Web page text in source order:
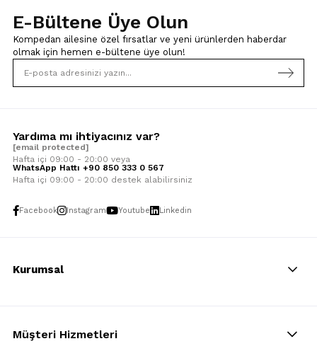
E-Bültene Üye Olun
Kompedan ailesine özel fırsatlar ve yeni ürünlerden haberdar
olmak için hemen e-bültene üye olun!
Yardıma mı ihtiyacınız var?
[email protected]
Hafta içi 09:00 - 20:00 veya
WhatsApp Hattı +90 850 333 0 567
Hafta içi 09:00 - 20:00 destek alabilirsiniz
Facebook Instagram Youtube Linkedin
Kurumsal
Müşteri Hizmetleri